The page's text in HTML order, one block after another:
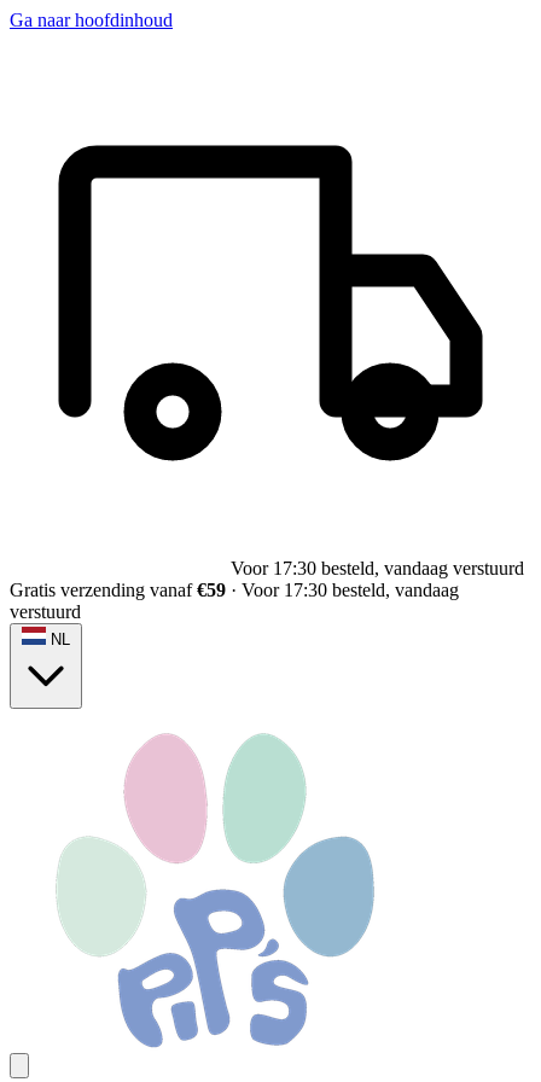
Ga naar hoofdinhoud
Voor 17:30 besteld, vandaag verstuurd
Gratis verzending vanaf€59 · Voor 17:30 besteld, vandaag
verstuurd
NL